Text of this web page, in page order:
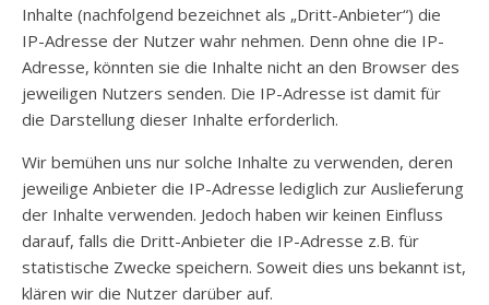
Inhalte (nachfolgend bezeichnet als „Dritt-Anbieter“) die
IP-Adresse der Nutzer wahr nehmen. Denn ohne die IP-
Adresse, könnten sie die Inhalte nicht an den Browser des
jeweiligen Nutzers senden. Die IP-Adresse ist damit für
die Darstellung dieser Inhalte erforderlich.
Wir bemühen uns nur solche Inhalte zu verwenden, deren
jeweilige Anbieter die IP-Adresse lediglich zur Auslieferung
der Inhalte verwenden. Jedoch haben wir keinen Einfluss
darauf, falls die Dritt-Anbieter die IP-Adresse z.B. für
statistische Zwecke speichern. Soweit dies uns bekannt ist,
klären wir die Nutzer darüber auf.